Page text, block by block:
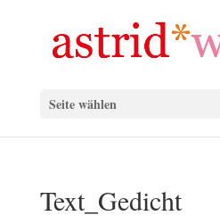
Seite wählen
Text_Gedicht